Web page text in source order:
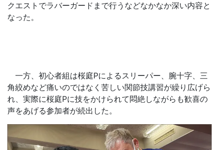
クエストでラバーガードまで行うなどなかなか深い内容と
なった。
一方、初心者組は桜庭Pによるスリーパー、腕十字、三
角絞めなど痛いのではなく苦しい関節技講習が繰り広げら
れ、実際に桜庭Pに技をかけられて悶絶しながらも歓喜の
声をあげる参加者が続出した。